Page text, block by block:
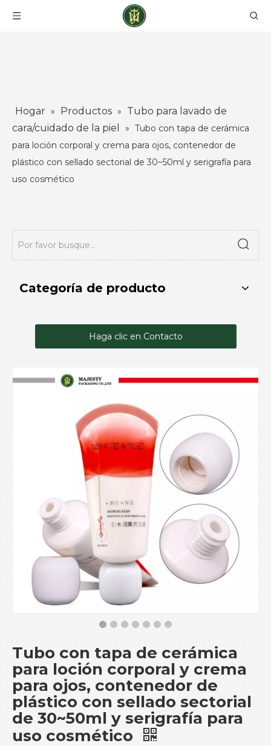
Hogar » Productos »
Tubo para lavado de
cara/cuidado de la piel
» Tubo con tapa de cerámica
para loción corporal y crema para ojos, contenedor de
plástico con sellado sectorial de 30~50ml y serigrafía para
uso cosmético
Categoría de producto
Haga clic en Contacto
Tubo con tapa de cerámica
para loción corporal y crema
para ojos, contenedor de
plástico con sellado sectorial
de 30~50ml y serigrafía para
uso cosmético